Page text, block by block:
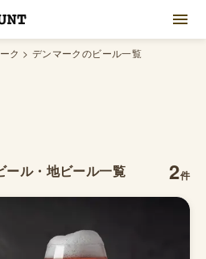
ク デンマークのビール一覧
ール・地ビール一覧 2件